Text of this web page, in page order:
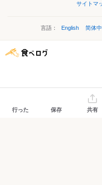
サイトマ
言語： English 简体
行った 保存 共有